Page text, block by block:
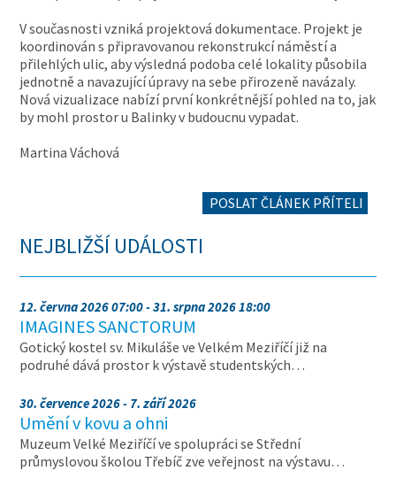
V současnosti vzniká projektová dokumentace. Projekt je
koordinován s připravovanou rekonstrukcí náměstí a
přilehlých ulic, aby výsledná podoba celé lokality působila
jednotně a navazující úpravy na sebe přirozeně navázaly.
Nová vizualizace nabízí první konkrétnější pohled na to, jak
by mohl prostor u Balinky v budoucnu vypadat.
Martina Váchová
POSLAT ČLÁNEK PŘÍTELI
NEJBLIŽŠÍ UDÁLOSTI
12. června 2026 07:00 - 31. srpna 2026 18:00
IMAGINES SANCTORUM
Gotický kostel sv. Mikuláše ve Velkém Meziříčí již na
podruhé dává prostor k výstavě studentských…
30. července 2026 - 7. září 2026
Umění v kovu a ohni
Muzeum Velké Meziříčí ve spolupráci se Střední
průmyslovou školou Třebíč zve veřejnost na výstavu…